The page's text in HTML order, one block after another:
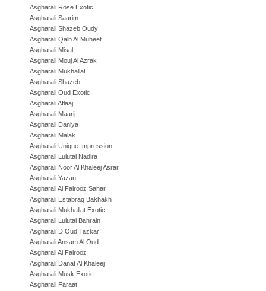
Asgharali Rose Exotic
Asgharali Saarim
Asgharali Shazeb Oudy
Asgharali Qalb Al Muheet
Asgharali Misal
Asgharali Mouj Al Azrak
Asgharali Mukhallat
Asgharali Shazeb
Asgharali Oud Exotic
Asgharali Aflaaj
Asgharali Maarij
Asgharali Daniya
Asgharali Malak
Asgharali Unique Impression
Asgharali Lulutal Nadira
Asgharali Noor Al Khaleej Asrar
Asgharali Yazan
Asgharali Al Fairooz Sahar
Asgharali Estabraq Bakhakh
Asgharali Mukhallat Exotic
Asgharali Lulutal Bahrain
Asgharali D.Oud Tazkar
Asgharali Ansam Al Oud
Asgharali Al Fairooz
Asgharali Danat Al Khaleej
Asgharali Musk Exotic
Asgharali Faraat